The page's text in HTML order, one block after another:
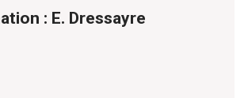
: E. Dressayre